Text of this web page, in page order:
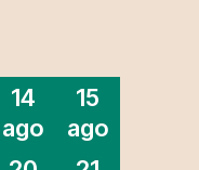
14
ago
15
ago